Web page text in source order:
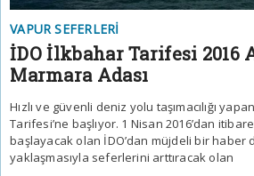
VAPUR SEFERLERI
İDO İlkbahar Tarifesi 2016
Marmara Adası
Hızlı ve güvenli deniz yolu taşımacılığı
Tarifesi’ne başlıyor. 1 Nisan 2016’dan
başlayacak olan İDO’dan müjdeli bir haber
yaklaşmasıyla seferlerini arttıracak olan